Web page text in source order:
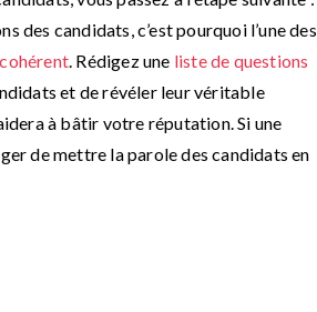
candidats, c’est pourquoi l’une des
. Rédigez une liste de questions
et de révéler leur véritable
à bâtir votre réputation. Si une
de mettre la parole des candidats en